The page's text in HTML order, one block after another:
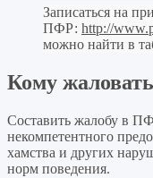
Записаться на
ПФР: http://
можно найти в
Кому
Составить жалобу в
некомпетентного
хамства и других
норм поведения.